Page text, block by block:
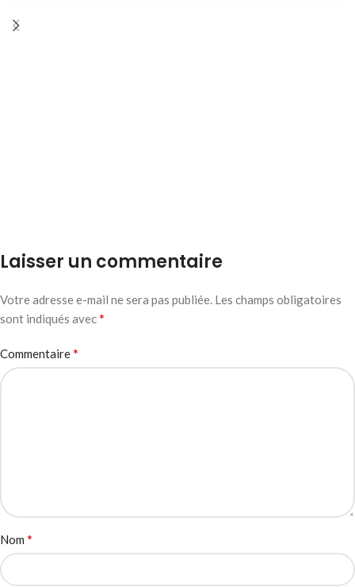
Laisser un commentaire
Votre adresse e-mail ne sera pas publiée. Les champs obligatoires
sont indiqués avec*
Commentaire*
Nom *